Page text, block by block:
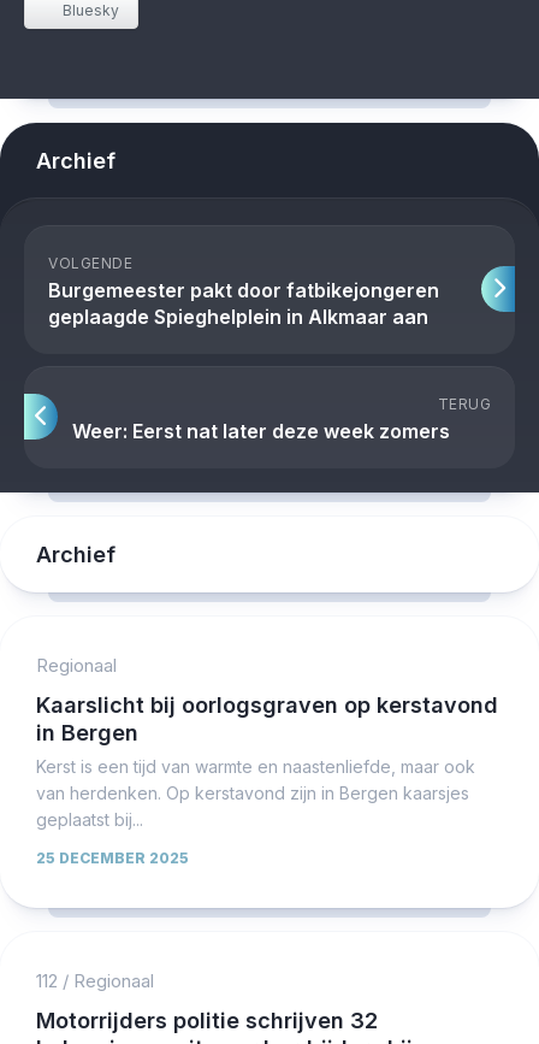
Bluesky
Archief
VOLGENDE
Burgemeester pakt door fatbikejongeren
geplaagde Spieghelplein in Alkmaar aan
TERUG
Weer: Eerst nat later deze week zomers
Archief
Regionaal
Kaarslicht bij oorlogsgraven op kerstavond
in Bergen
Kerst is een tijd van warmte en naastenliefde, maar ook
van herdenken. Op kerstavond zijn in Bergen kaarsjes
geplaatst bij...
25 DECEMBER 2025
112 / Regionaal
Motorrijders politie schrijven 32